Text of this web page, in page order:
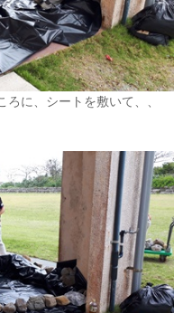
に、シートを敷いて、、